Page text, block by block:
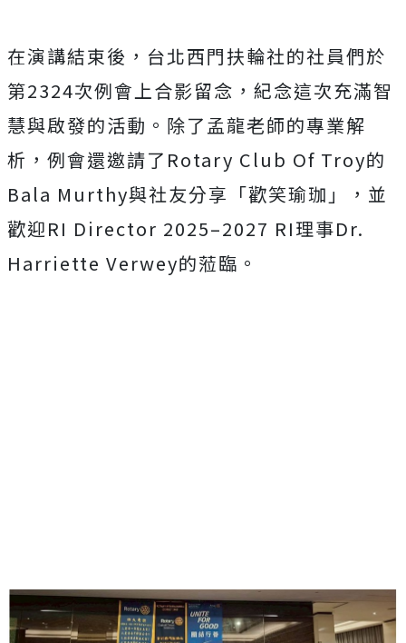
在演講結束後，台北西門扶輪社的社員們於
第2324次例會上合影留念，紀念這次充滿智
慧與啟發的活動。除了孟龍老師的專業解
析，例會還邀請了Rotary Club Of Troy的
Bala Murthy與社友分享「歡笑瑜珈」，並
歡迎RI Director 2025–2027 RI理事Dr.
Harriette Verwey的蒞臨。